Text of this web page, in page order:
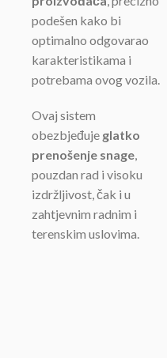
podešen kako bi
optimalno odgovarao
karakteristikama i
potrebama ovog vozila.
Ovaj sistem
obezbjeđuje glatko
prenošenje snage
pouzdan rad i visoku
izdržljivost, čak i u
zahtjevnim radnim i
terenskim uslovima.